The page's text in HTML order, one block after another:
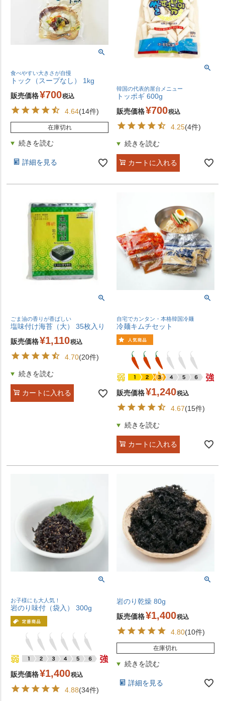
食べやすい大きさが自慢
トック（スープなし） 1kg
販売価格¥700税込
4.64(14件)
在庫切れ
詳細を見る
韓国の代表的屋台メニュー
トッポギ 600g
販売価格¥700税込
4.25(4件)
カートに入れる
ごま油の香りが香ばしい
塩味付け海苔（大） 35枚入り
販売価格¥1,110税込
4.70(20件)
カートに入れる
自宅でカンタン・本格韓国冷麺
冷麺キムチセット
販売価格¥1,240税込
4.67(15件)
カートに入れる
お子様にも大人気！
岩のり味付（袋入） 300g
販売価格¥1,400税込
4.88(34件)
岩のり乾燥 80g
販売価格¥1,400税込
4.80(10件)
在庫切れ
詳細を見る